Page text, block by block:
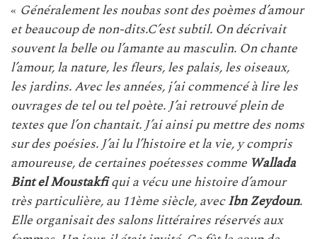
« Généralement les noubas sont des poèmes d’amour
et beaucoup de non-dits.C’est subtil. On décrivait
souvent la belle ou l’amante au masculin. On chante
l’amour, la nature, les fleurs, les palais, les oiseaux,
les jardins. Avec les années, j’ai commencé à lire les
ouvrages de tel ou tel poète. J’ai retrouvé plein de
textes que l’on chantait. J’ai ainsi pu mettre des noms
sur des poésies. J’ai lu l’histoire et la vie, y compris
amoureuse, de certaines poétesses comme Wallada
Bint el Moustakfiqui a vécu une histoire d’amour
très particulière, au 11ème siècle, avecIbn Zeydoun.
Elle organisait des salons littéraires réservés aux